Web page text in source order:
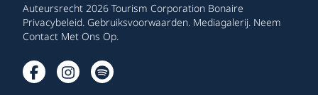
Auteursrecht 2026 Tourism Corporation Bonaire
Privacybeleid. Gebruiksvoorwaarden. Mediagalerij. Neem
Contact Met Ons Op.